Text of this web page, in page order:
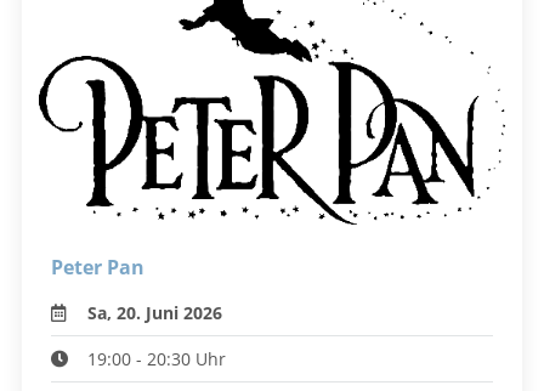
Peter Pan
Sa, 20. Juni 2026
19:00 - 20:30 Uhr